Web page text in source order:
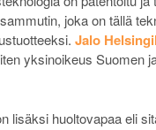
joka on tällä
Jalo
yksinoikeus Suomen
lisäksi huoltovapaa eli